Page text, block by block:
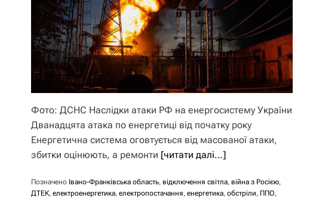
Фото: ДСНС Наслідки атаки РФ на енергосистему України
Дванадцята атака по енергетиці від початку року
Енергетична система оговтується від масованої атаки,
збитки оцінюють, а ремонти [читати далі…]
Позначено Івано-Франківська область, відключення світла, війна з Росією,
ДТЕК, електроенергетика, електропостачання, енергетика, обстріли, ППО,